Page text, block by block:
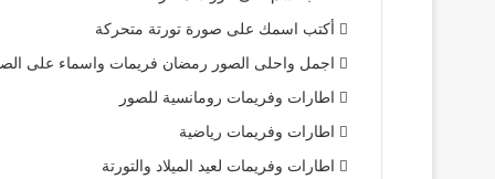
أكتب اسمك على صورة تورتة متحركة
اجمل واحلى الصور رمضان فريمات واسماء على
اطارات وفريمات رومانسية للصور
اطارات وفريمات رياضية
اطارات وفريمات لعيد الميلاد والتورتة